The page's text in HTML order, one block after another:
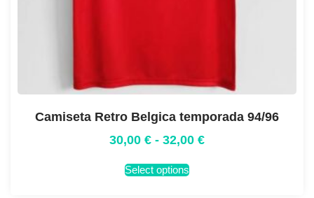
Camiseta Retro Belgica temporada 94/96
30,00 € - 32,00 €
Select options